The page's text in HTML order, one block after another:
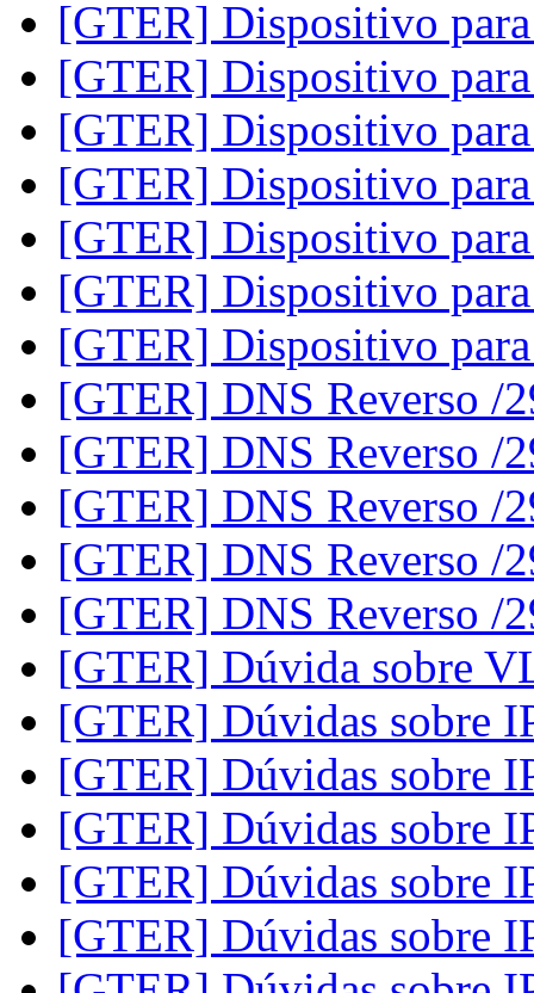
[GTER] Dispositivo
[GTER] Dispositivo
[GTER] Dispositivo
[GTER] Dispositivo
[GTER] Dispositivo
[GTER] Dispositivo
[GTER] Dispositivo
[GTER] DNS Reverso /
[GTER] DNS Reverso /
[GTER] DNS Reverso /
[GTER] DNS Reverso /
[GTER] DNS Reverso /
[GTER] Dúvida sobre
[GTER] Dúvidas sobre
[GTER] Dúvidas sobre
[GTER] Dúvidas sobre
[GTER] Dúvidas sobre
[GTER] Dúvidas sobre